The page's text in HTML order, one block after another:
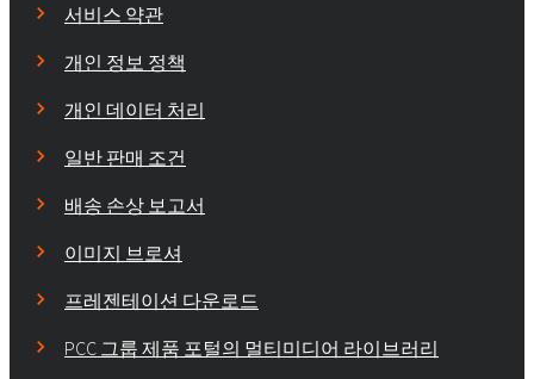
서비스 약관
개인 정보 정책
개인 데이터 처리
일반 판매 조건
배송 손상 보고서
이미지 브로셔
프레젠테이션 다운로드
PCC 그룹 제품 포털의 멀티미디어 라이브러리